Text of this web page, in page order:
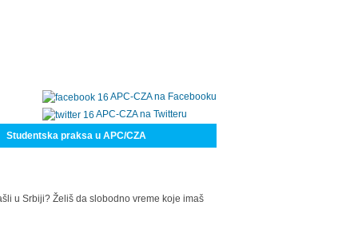
APC-CZA na Facebooku
APC-CZA na Twitteru
Studentska praksa u APC/CZA
u Srbiji? Želiš da slobodno vreme koje imaš